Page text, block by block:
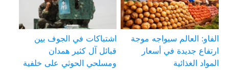
الفاو: العالم سيواجه موجة
ارتفاع جديدة في أسعار
المواد الغذائية
اشتباكات في الجوف بين
قبائل آل كثير همدان
ومسلحي الحوثي على خلفية